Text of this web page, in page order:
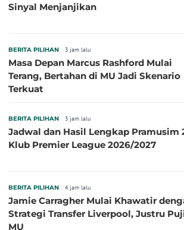
Sinyal Menjanjikan
BERITA PILIHAN 3 jam lalu
Masa Depan Marcus Rashford Mulai
Terang, Bertahan di MU Jadi Skenario
Terkuat
BERITA PILIHAN 3 jam lalu
Jadwal dan Hasil Lengkap Pramusim
Klub Premier League 2026/2027
BERITA PILIHAN 4 jam lalu
Jamie Carragher Mulai Khawatir
Strategi Transfer Liverpool, Justru
MU